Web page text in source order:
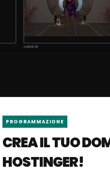
PROGRAMMAZIONE
CREA IL TUO
HOSTINGER!